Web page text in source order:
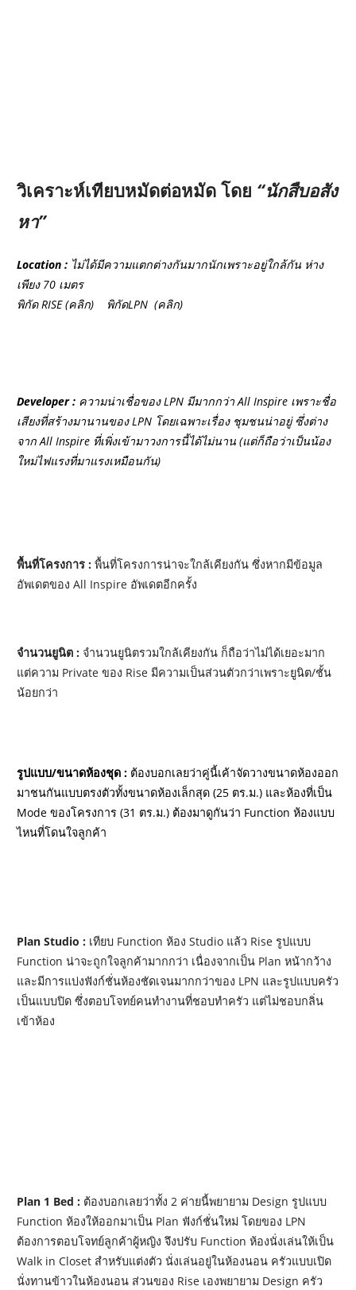
วิเคราะห์เทียบหมัดต่อหมัด โดย “นักสืบอสัง
หา”
Location : ไม่ได้มีความแตกต่างกันมากนักเพราะอยู่ใกล้กัน ห่าง
เพียง 70 เมตร
พิกัด RISE(คลิก)พิกัดLPN (คลิก)
Developer : ความน่าเชื่อของ LPN มีมากกว่า All Inspire เพราะชื่อ
เสียงที่สร้างมานานของ LPN โดยเฉพาะเรื่อง ชุมชนน่าอยู่ ซึ่งต่าง
จาก All Inspire ที่เพิ่งเข้ามาวงการนี้ได้ไม่นาน (แต่ก็ถือว่าเป็นน้อง
ใหม่ไฟแรงที่มาแรงเหมือนกัน)
พื้นที่โครงการ : พื้นที่โครงการน่าจะใกล้เคียงกัน ซึ่งหากมีข้อมูล
อัพเดตของ All Inspire อัพเดตอีกครั้ง
จำนวนยูนิต : จำนวนยูนิตรวมใกล้เคียงกัน ก็ถือว่าไม่ได้เยอะมาก
แต่ความ Private ของ Rise มีความเป็นส่วนตัวกว่าเพราะยูนิต/ชั้น
น้อยกว่า
รูปแบบ/ขนาดห้องชุด : ต้องบอกเลยว่าคู่นี้เค้าจัดวางขนาดห้องออก
มาชนกันแบบตรงตัวทั้งขนาดห้องเล็กสุด (25 ตร.ม.) และห้องที่เป็น
Mode ของโครงการ (31 ตร.ม.) ต้องมาดูกันว่า Function ห้องแบบ
ไหนที่โดนใจลูกค้า
Plan Studio : เทียบ Function ห้อง Studio แล้ว Rise รูปแบบ
Function น่าจะถูกใจลูกค้ามากกว่า เนื่องจากเป็น Plan หน้ากว้าง
และมีการแบ่งฟังก์ชั่นห้องชัดเจนมากกว่าของ LPN และรูปแบบครัว
เป็นแบบปิด ซึ่งตอบโจทย์คนทำงานที่ชอบทำครัว แต่ไม่ชอบกลิ่น
เข้าห้อง
Plan 1 Bed : ต้องบอกเลยว่าทั้ง 2 ค่ายนี้พยายาม Design รูปแบบ
Function ห้องให้ออกมาเป็น Plan ฟังก์ชั่นใหม่ โดยของ LPN
ต้องการตอบโจทย์ลูกค้าผู้หญิง จึงปรับ Function ห้องนั่งเล่นให้เป็น
Walk in Closet สำหรับแต่งตัว นั่งเล่นอยู่ในห้องนอน ครัวแบบเปิด
นั่งทานข้าวในห้องนอน ส่วนของ Rise เองพยายาม Design ครัว